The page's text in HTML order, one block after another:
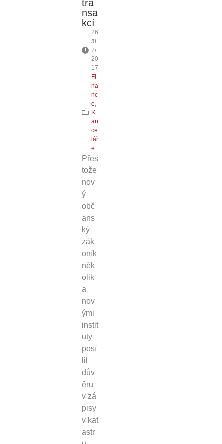
tra
nsa
kcí
26
/0
7/
20
17
Fi
na
nc
e,
K
an
ce
lář
e
Přes
tože
nov
ý
obč
ans
ký
zák
oník
něk
olik
a
nov
ými
instit
uty
posí
lil
dův
ěru
v zá
pisy
v kat
astr